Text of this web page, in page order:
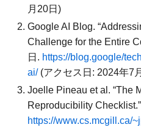
月20日)
Google AI Blog.
Challenge for the Entire
日. https://blog.google/
ai/ (アクセス日: 2024年7
Joelle Pineau et al. “The
Reproducibility
https://www.cs.mcgill.ca/